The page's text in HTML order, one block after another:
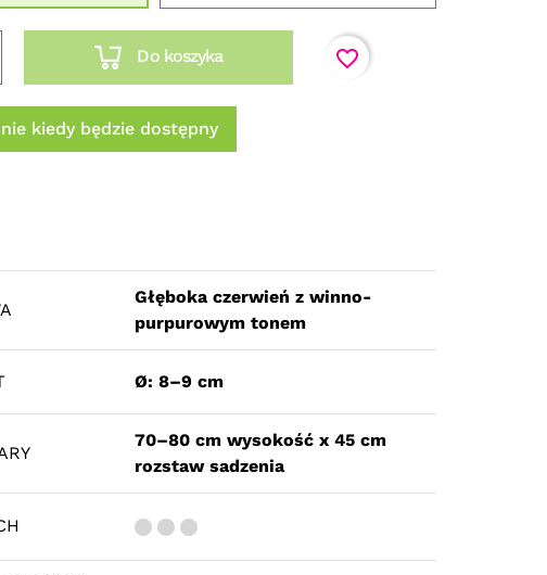
Do koszyka favorite_border
kiedy będzie dostępny
Głęboka czerwień z winno-
purpurowym tonem
Ø: 8–9 cm
70–80 cm wysokość x 45 cm
rozstaw sadzenia